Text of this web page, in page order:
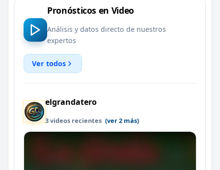
Pronósticos en Video
Análisis y datos directo de nuestros
expertos
Ver todos
elgrandatero
3 videos recientes (ver 2 más)